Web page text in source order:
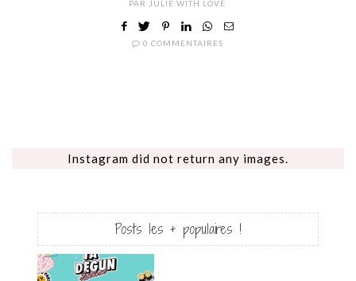
PAR JULIE WITH LOVE
0 COMMENTAIRES
Instagram did not return any images.
Posts les + populaires !